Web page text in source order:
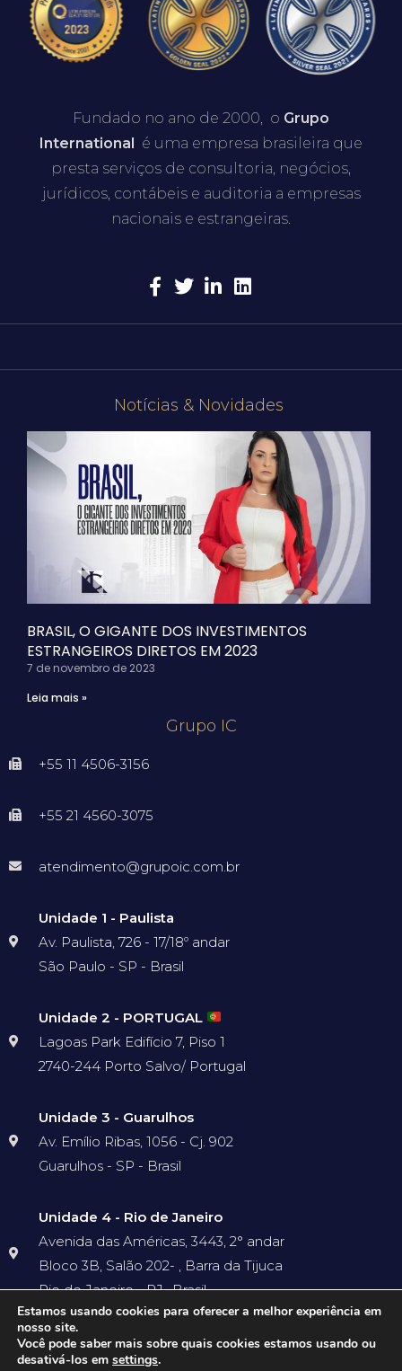
Fundado no ano de 2000, o Grupo
International é uma empresa brasileira que
presta serviços de consultoria, negócios,
jurídicos, contábeis e auditoria a empresas
nacionais e estrangeiras.
Grupo IC
+55 11 4506-3156
+55 21 4560-3075
atendimento@grupoic.com.br
Unidade 1 - Paulista
Av. Paulista, 726 - 17/18º andar
São Paulo - SP - Brasil
Unidade 2 - PORTUGAL
Lagoas Park Edifício 7, Piso 1
2740-244 Porto Salvo/ Portugal
Unidade 3 - Guarulhos
Av. Emílio Ribas, 1056 - Cj. 902
Guarulhos - SP - Brasil
Unidade 4 - Rio de Janeiro
Avenida das Américas, 3443, 2° andar
Bloco 3B, Salão 202- , Barra da Tijuca
Rio de Janeiro - RJ- Brasil
Notícias & Novidades
BRASIL, O GIGANTE DOS INVESTIMENTOS
ESTRANGEIROS DIRETOS EM 2023
7 de novembro de 2023
Leia mais »
Estamos usando cookies para oferecer a melhor experiência em
nosso site.
Você pode saber mais sobre quais cookies estamos usando ou
desativá-los em settings.